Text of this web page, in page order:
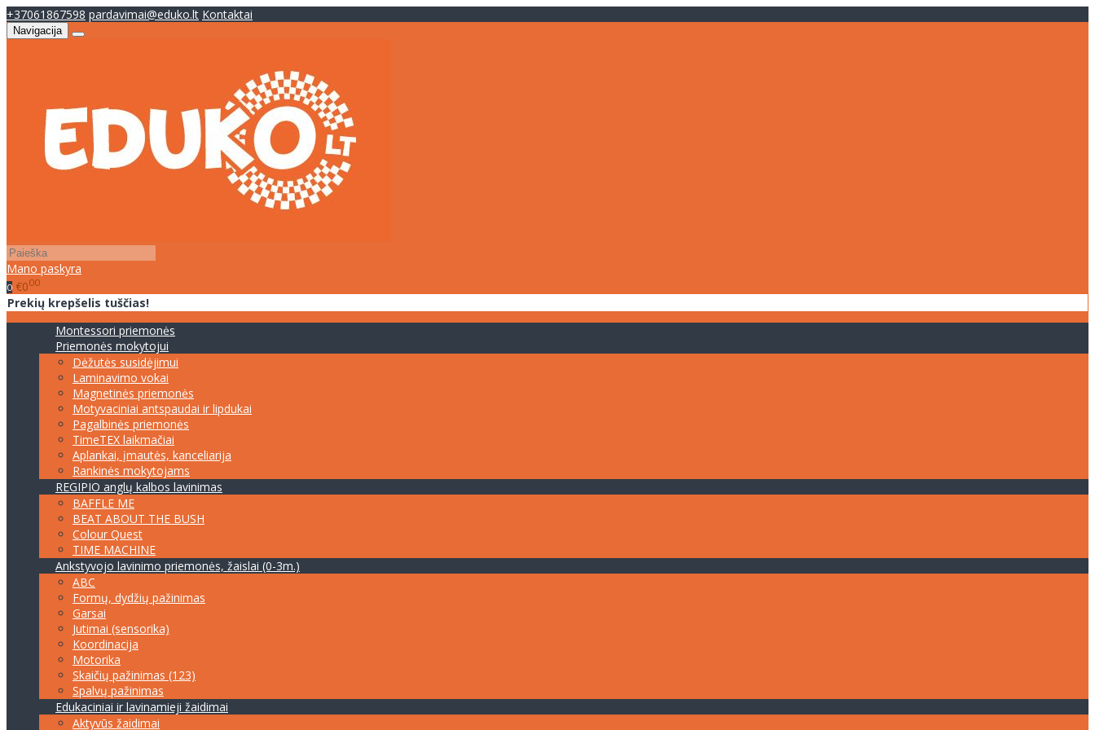
+37061867598 pardavimai@eduko.lt Kontaktai
Navigacija
Mano paskyra
0 €000
Prekių krepšelis tuščias!
Montessori priemonės
Priemonės mokytojui
Dėžutės susidėjimui
Laminavimo vokai
Magnetinės priemonės
Motyvaciniai antspaudai ir lipdukai
Pagalbinės priemonės
TimeTEX laikmačiai
Aplankai, įmautės, kanceliarija
Rankinės mokytojams
REGIPIO anglų kalbos lavinimas
BAFFLE ME
BEAT ABOUT THE BUSH
Colour Quest
TIME MACHINE
Ankstyvojo lavinimo priemonės, žaislai (0-3m.)
ABC
Formų, dydžių pažinimas
Garsai
Jutimai (sensorika)
Koordinacija
Motorika
Skaičių pažinimas (123)
Spalvų pažinimas
Edukaciniai ir lavinamieji žaidimai
Aktyvūs žaidimai